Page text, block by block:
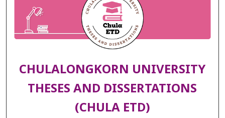
CHULALONGKORN UNIVERSITY
THESES AND DISSERTATIONS
(CHULA ETD)